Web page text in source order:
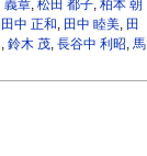
義章, 松田 都子, 柏本 朝
田中 正和, 田中 睦美, 田
, 鈴木 茂, 長谷中 利昭, 馬